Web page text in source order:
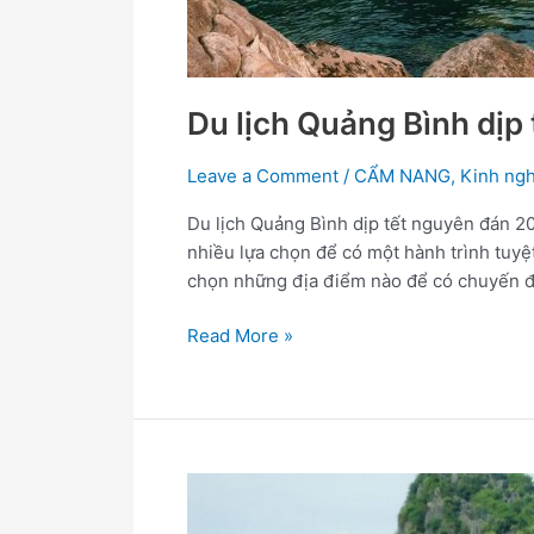
Du lịch Quảng Bình
Leave a Comment / CẨM NANG, Kinh
Du lịch Quảng Bình dịp tết nguyên đán
nhiều lựa chọn để có một hành trình
chọn những địa điểm nào để có chuyến
Read More »